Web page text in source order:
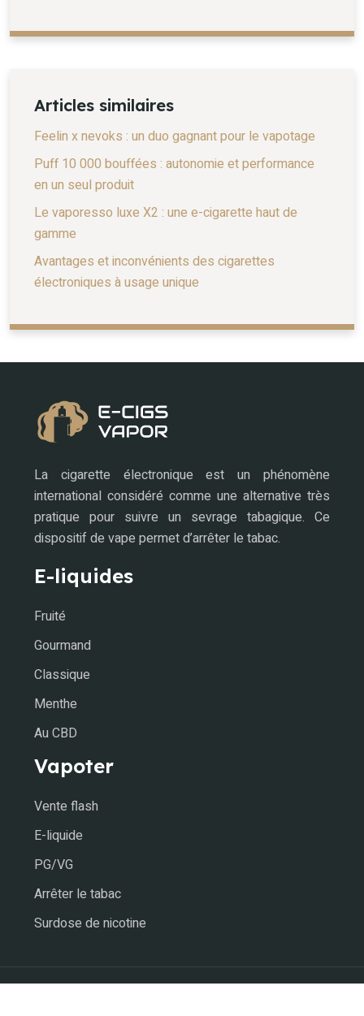
Articles similaires
Feelin x nevoks : un duo gagnant pour le vapotage
Puff 10 000 bouffées : autonomie et performance
en un seul produit
Le vaporesso luxe X2 : une e-cigarette haut de
gamme
Avantages et inconvénients des cigarettes
électroniques à usage unique
La cigarette électronique est un phénomène
international considéré comme une alternative très
pratique pour suivre un sevrage tabagique. Ce
dispositif de vape permet d’arrêter le tabac.
E-liquides
Fruité
Gourmand
Classique
Menthe
Au CBD
Vapoter
Vente flash
E-liquide
PG/VG
Arrêter le tabac
Surdose de nicotine